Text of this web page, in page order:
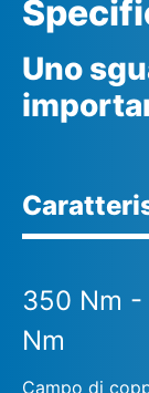
Uno
350 Nm
Nm
Campo di